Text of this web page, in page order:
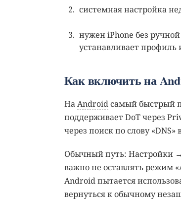
системная настройка
нужен iPhone без
устанавливает профиль
Как включить на
НаAndroidсамый быстрый
поддерживает DoT через
через поиск по слову «DNS»
Обычный путь: Настройки
важно не оставлять режим
Android пытается
вернуться к обычному